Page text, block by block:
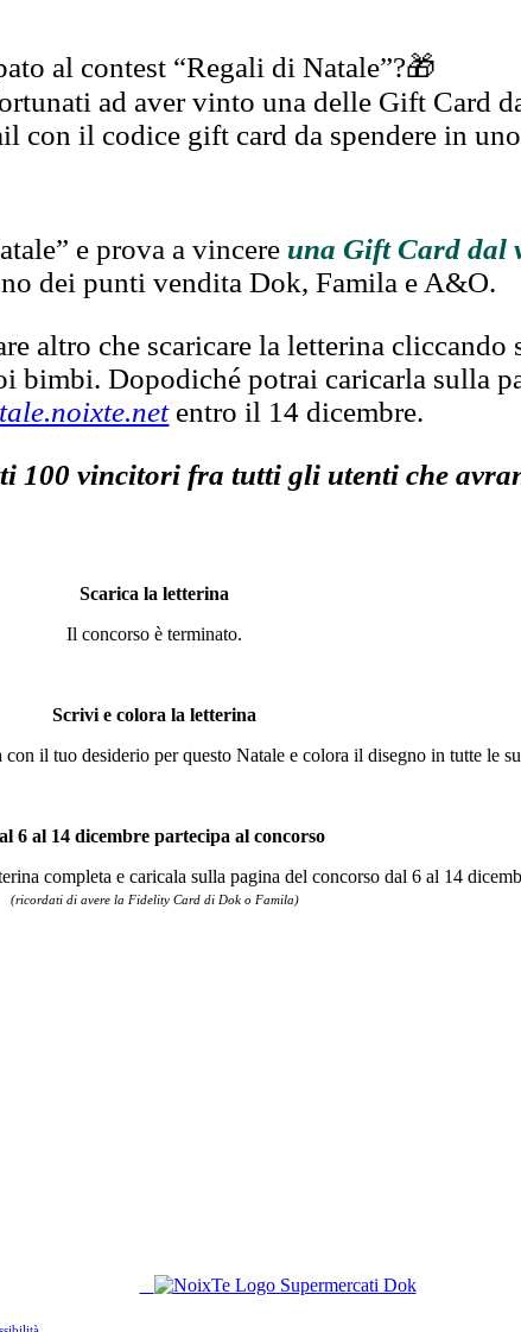
al contest “Regali di Natale”?🎁
ad aver vinto una delle Gift Card
con il codice gift card da spendere in
eprova a vincere una Gift Card dal
dei punti vendita Dok, Famila e A&O.
altro che scaricare la letterina cliccando
bimbi. Dopodiché potrai caricarla sulla
entro il 14 dicembre.
100 vincitori fra tutti gli utenti che
Scarica la letterina
Il concorso è terminato.
Scrivi e colora la letterina
il tuo desiderio per questo Natale e colora il disegno in tutte le
6 al 14 dicembre partecipa al concorso
completa e caricala sulla pagina del concorso dal 6 al 14
(ricordati di avere la Fidelity Card di Dok o Famila)